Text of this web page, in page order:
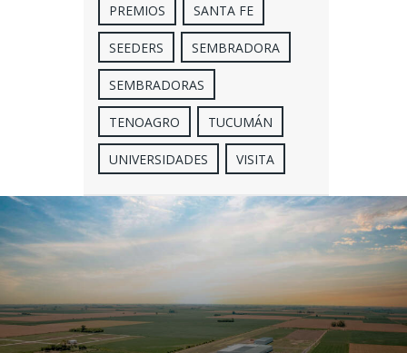
PREMIOS SANTA FE
SEEDERS SEMBRADORA
SEMBRADORAS
TENOAGRO TUCUMÁN
UNIVERSIDADES VISITA